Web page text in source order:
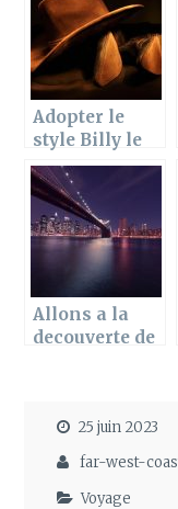
dans les
Tatras
Adopter le
style Billy le
Kid en France
Allons a la
decouverte de
25 juin 2023
far-west-
Voyage